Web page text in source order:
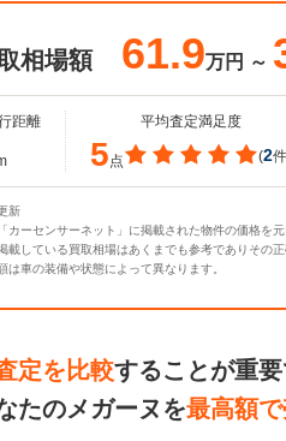
相場額 61.9万円 ～
距離 平均査定満足度
5点 (2
新
カーセンサーネット」に掲載された物件の価格を
載している買取相場はあくまでも参考でありその
は車の装備や状態によって異なります。
定を比較することが重要
たのメガーヌを最高額